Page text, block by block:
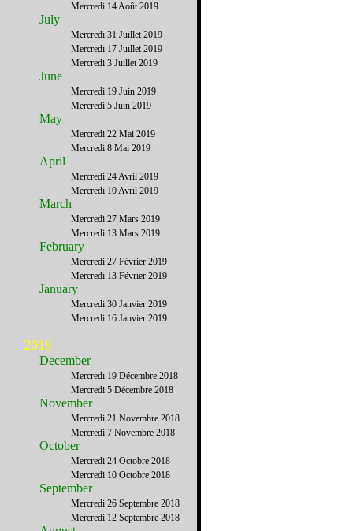
Mercredi 14 Août 2019
July
Mercredi 31 Juillet 2019
Mercredi 17 Juillet 2019
Mercredi 3 Juillet 2019
June
Mercredi 19 Juin 2019
Mercredi 5 Juin 2019
May
Mercredi 22 Mai 2019
Mercredi 8 Mai 2019
April
Mercredi 24 Avril 2019
Mercredi 10 Avril 2019
March
Mercredi 27 Mars 2019
Mercredi 13 Mars 2019
February
Mercredi 27 Février 2019
Mercredi 13 Février 2019
January
Mercredi 30 Janvier 2019
Mercredi 16 Janvier 2019
2018
December
Mercredi 19 Décembre 2018
Mercredi 5 Décembre 2018
November
Mercredi 21 Novembre 2018
Mercredi 7 Novembre 2018
October
Mercredi 24 Octobre 2018
Mercredi 10 Octobre 2018
September
Mercredi 26 Septembre 2018
Mercredi 12 Septembre 2018